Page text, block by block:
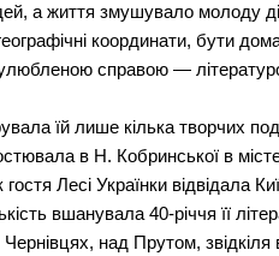
а життя змушувало молоду
координати, бути
справою —
їй лише кілька творчих
в Н. Кобринської в
Лесі Українки відвідала
вшанувала 40-річчя її
Чернівцях, над Прутом,